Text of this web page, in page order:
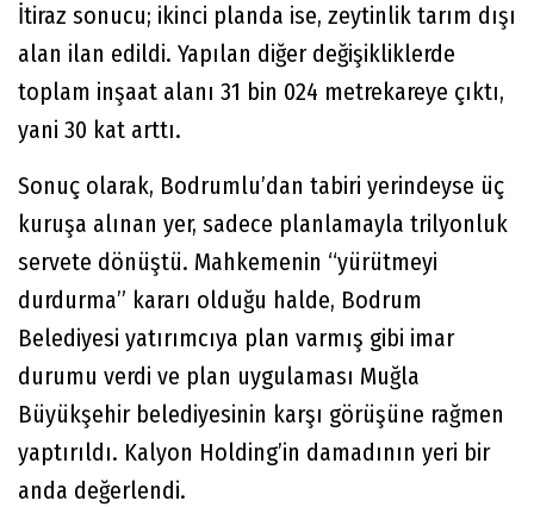
İtiraz sonucu; ikinci planda ise, zeytinlik tarım dışı
alan ilan edildi. Yapılan diğer değişikliklerde
toplam inşaat alanı 31 bin 024 metrekareye çıktı,
yani 30 kat arttı.
Sonuç olarak, Bodrumlu’dan tabiri yerindeyse üç
kuruşa alınan yer, sadece planlamayla trilyonluk
servete dönüştü. Mahkemenin “yürütmeyi
durdurma” kararı olduğu halde, Bodrum
Belediyesi yatırımcıya plan varmış gibi imar
durumu verdi ve plan uygulaması Muğla
Büyükşehir belediyesinin karşı görüşüne rağmen
yaptırıldı. Kalyon Holding’in damadının yeri bir
anda değerlendi.